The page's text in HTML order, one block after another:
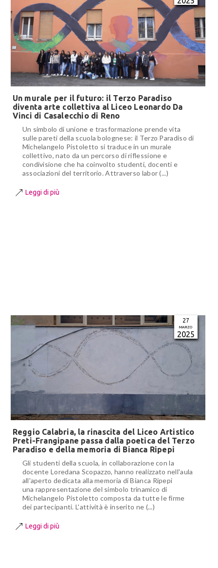
Un murale per il futuro: il Terzo Paradiso
diventa arte collettiva al Liceo Leonardo Da
Vinci di Casalecchio di Reno
Un simbolo di unione e trasformazione prende vita
sulle pareti della scuola bolognese: il Terzo Paradiso di
Michelangelo Pistoletto si traduce in un murale
collettivo, nato da un percorso di riflessione e
condivisione che ha coinvolto studenti, docenti e
associazioni del territorio. Attraverso labor (...)
Leggi di più
27
MARZO
2025
Reggio Calabria, la rinascita del Liceo Artistico
Preti-Frangipane passa dalla poetica del Terzo
Paradiso e della memoria di Bianca Ripepi
Gli studenti della scuola, in collaborazione con la
docente Loredana Scopazzo, hanno realizzato nell'aula
all'aperto dedicata alla memoria di Bianca Ripepi
una rappresentazione del simbolo trinamico di
Michelangelo Pistoletto composta da tutte le firme
dei partecipanti. L'attività è inserito ne (...)
Leggi di più